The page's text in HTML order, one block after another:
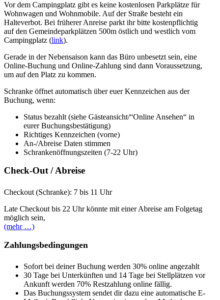
Vor dem Campingplatz gibt es keine kostenlosen Parkplätze für
Wohnwagen und Wohnmobile. Auf der Straße besteht ein
Halteverbot. Bei früherer Anreise parkt ihr bitte kostenpflichtig
auf den Gemeindeparkplätzen 500m östlich und westlich vom
Campingplatz (link).
Gerade in der Nebensaison kann das Büro unbesetzt sein, eine
Online-Buchung und Online-Zahlung sind dann Voraussetzung,
um auf den Platz zu kommen.
Schranke öffnet automatisch über euer Kennzeichen aus der
Buchung, wenn:
Status bezahlt (siehe Gästeansicht/“Online Ansehen“ in
eurer Buchungsbestätigung)
Richtiges Kennzeichen (vorne)
An-/Abreise Daten stimmen
Schrankenöffnungszeiten (7-22 Uhr)
Check-Out / Abreise
Checkout (Schranke): 7 bis 11 Uhr
Late Checkout bis 22 Uhr könnte mit einer Abreise am Folgetag
möglich sein,
(mehr …)
Zahlungsbedingungen
Sofort bei deiner Buchung werden 30% online angezahlt
30 Tage bei Unterkünften und 14 Tage bei Stellplätzen vor
Ankunft werden 70% Restzahlung online fällig.
Das Buchungssystem sendet dir dazu eine automatische E-